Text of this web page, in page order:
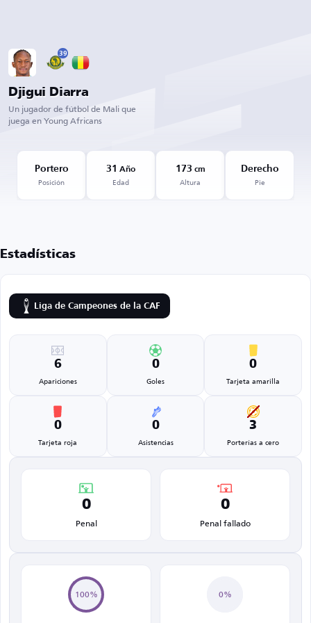
39
Djigui Diarra
Un jugador de fútbol de Mali que
juega en Young Africans
Portero
Posición
31 Año
Edad
173 cm
Altura
Derecho
Pie
Estadísticas
Liga de Campeones de la CAF
6
Apariciones
0
Goles
0
Tarjeta amarilla
0
Tarjeta roja
0
Asistencias
3
Porterías a cero
0
Penal
0
Penal fallado
100% 0%